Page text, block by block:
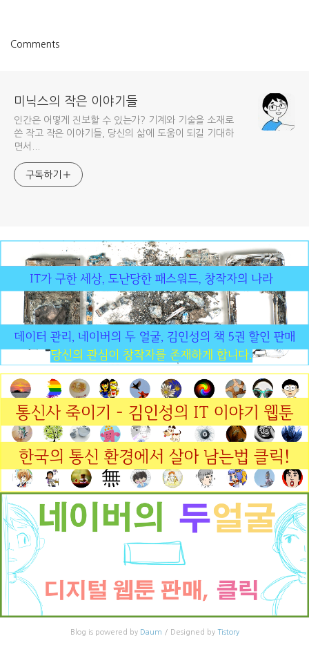
Comments
미닉스의 작은 이야기들
인간은 어떻게 진보할 수 있는가? 기계와 기술을 소재로
쓴 작고 작은 이야기들, 당신의 삶에 도움이 되길 기대하
면서...
구독하기
Blog is powered by Daum / Designed by Tistory